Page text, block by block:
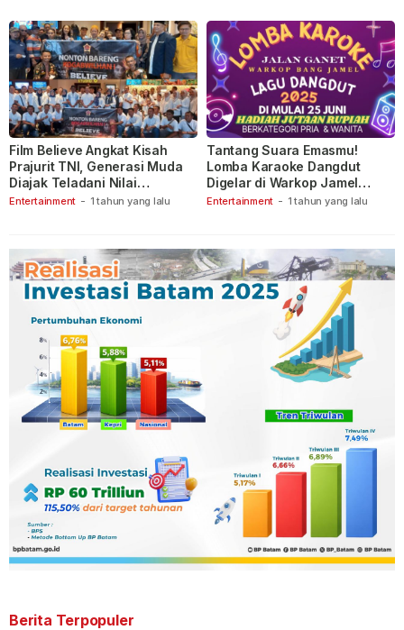
Entertainment - 1 tahun yang lalu
Film Believe Angkat Kisah
Prajurit TNI, Generasi Muda
Diajak Teladani Nilai
Keberanian
Entertainment - 1 tahun yang lalu
Tantang Suara Emasmu!
Lomba Karaoke Dangdut
Digelar di Warkop Jamel
Ganet
Berita Terpopuler